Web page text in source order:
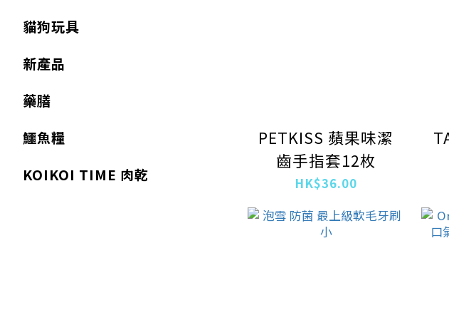
貓狗玩具
新產品
藥膳
鱷魚糧
KOIKOI TIME 肉乾
PETKISS 蘋果味潔
齒手指套12枚
HK$36.00